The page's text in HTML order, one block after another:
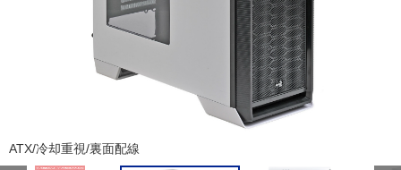
ATX/冷却重視/裏面配線